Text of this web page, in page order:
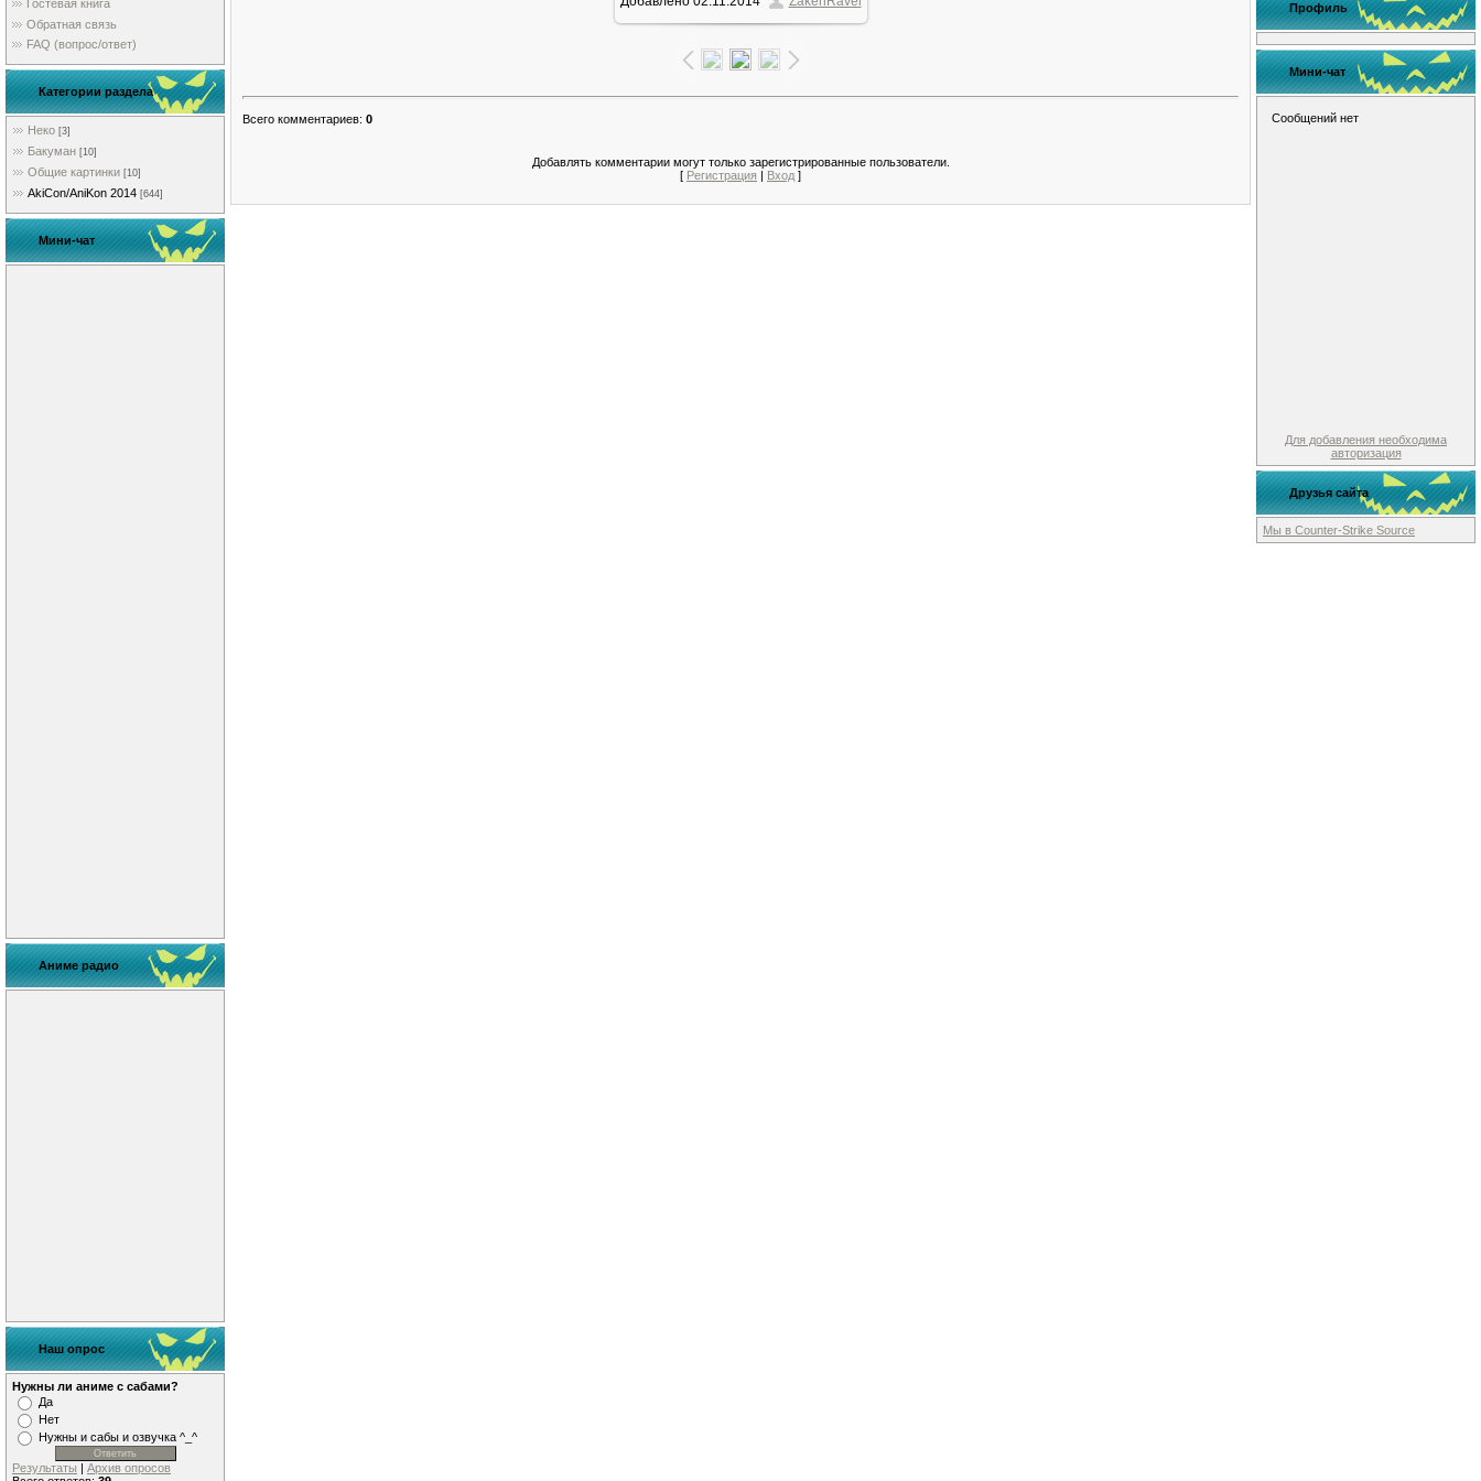
Гостевая книга
Обратная связь
FAQ (вопрос/ответ)
Категории раздела
Неко [3]
Бакуман [10]
Общие картинки [10]
AkiCon/AniKon 2014 [644]
Мини-чат
Аниме радио
Наш опрос
Нужны ли аниме с сабами?
Да
Нет
Нужны и сабы и озвучка ^_^
Результаты | Архив опросов
228.3Kb
Всего комментариев: 0
Добавлять комментарии могут только зарегистрированные пользователи.
[ Регистрация | Вход ]
Профиль
Мини-чат
Для добавления необходима
авторизация
Друзья сайта
Мы в Counter-Strike Source